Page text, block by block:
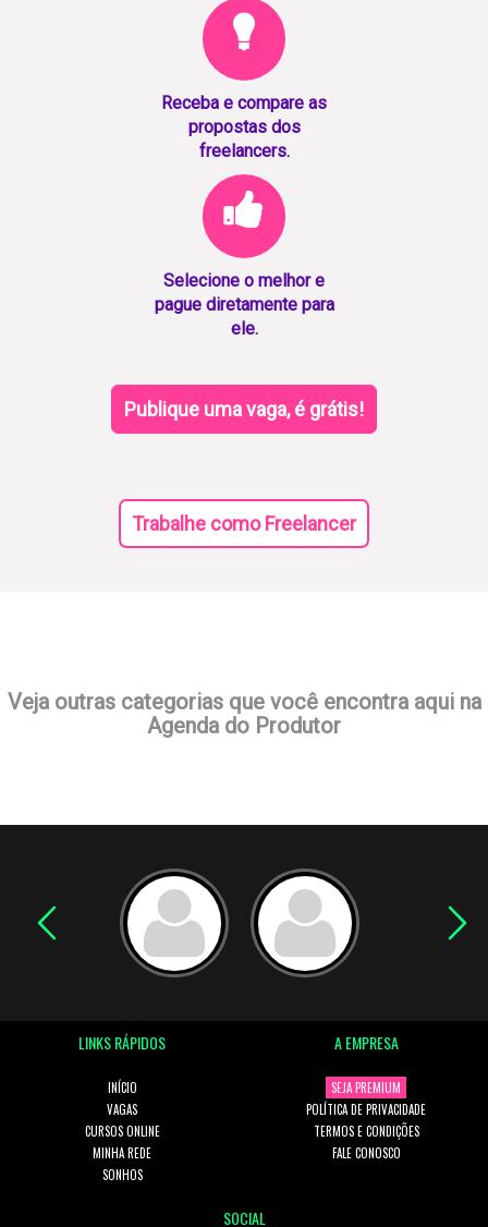
Receba e compare as
propostas dos
freelancers.
Selecione o melhor e
pague diretamente para
ele.
Publique uma vaga, é grátis!
Trabalhe como Freelancer
Veja outras categorias que você encontra aqui na
Agenda do Produtor
LINKS RÁPIDOS
INÍCIO
VAGAS
CURSOS ONLINE
MINHA REDE
SONHOS
A EMPRESA
SEJA PREMIUM
POLÍTICA DE PRIVACIDADE
TERMOS E CONDIÇÕES
FALE CONOSCO
SOCIAL